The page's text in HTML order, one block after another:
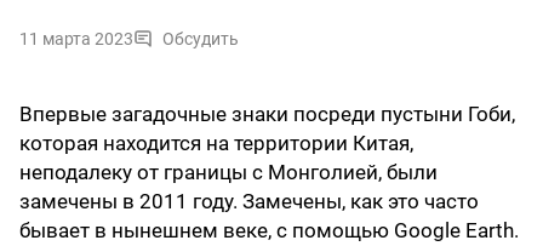
11 марта 2023 Обсудить
Впервые загадочные знаки посреди пустыни Гоби,
которая находится на территории Китая,
неподалеку от границы с Монголией, были
замечены в 2011 году. Замечены, как это часто
бывает в нынешнем веке, с помощью Google Earth.